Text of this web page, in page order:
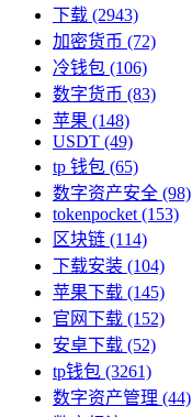
下载 (2943)
加密货币 (72)
冷钱包 (106)
数字货币 (83)
苹果 (148)
USDT (49)
tp 钱包 (65)
数字资产安全 (98)
tokenpocket (153)
区块链 (114)
下载安装 (104)
苹果下载 (145)
官网下载 (152)
安卓下载 (52)
tp钱包 (3261)
数字资产管理 (44)